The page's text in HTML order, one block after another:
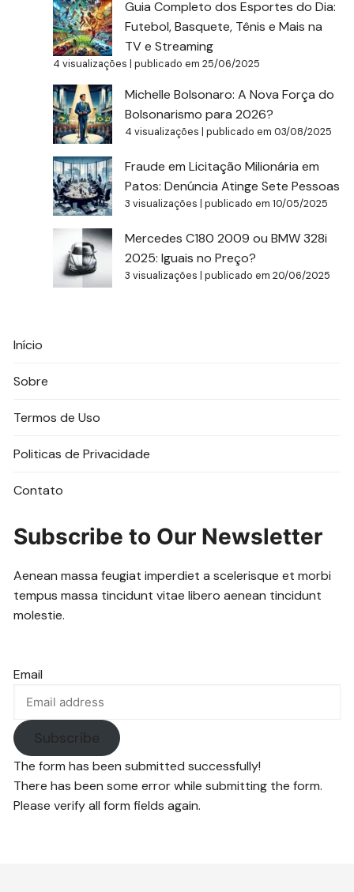
Guia Completo dos Esportes do Dia:
Futebol, Basquete, Tênis e Mais na
TV e Streaming
4 visualizações |publicado em 25/06/2025
Michelle Bolsonaro: A Nova Força do
Bolsonarismo para 2026?
4 visualizações |publicado em 03/08/2025
Fraude em Licitação Milionária em
Patos: Denúncia Atinge Sete Pessoas
3 visualizações |publicado em 10/05/2025
Mercedes C180 2009 ou BMW 328i
2025: Iguais no Preço?
3 visualizações |publicado em 20/06/2025
Início
Sobre
Termos de Uso
Politicas de Privacidade
Contato
Subscribe to Our Newsletter
Aenean massa feugiat imperdiet a scelerisque et morbi
tempus massa tincidunt vitae libero aenean tincidunt
molestie.
Email
Subscribe
The form has been submitted successfully!
There has been some error while submitting the form.
Please verify all form fields again.